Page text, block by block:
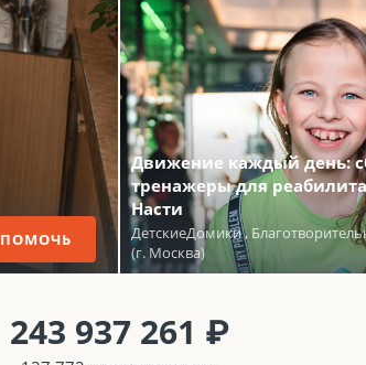
ПОМОЧЬ
Движение каждый день:
тренажеры для
Насти
ДетскиеДомики ,
(г. Москва)
243 937 261 ₽